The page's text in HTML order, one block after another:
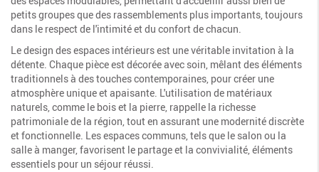
petits groupes que des rassemblements plus importants, toujours
dans le respect de l'intimité et du confort de chacun.
Le design des espaces intérieurs est une véritable invitation à la
détente. Chaque pièce est décorée avec soin, mêlant des éléments
traditionnels à des touches contemporaines, pour créer une
atmosphère unique et apaisante. L'utilisation de matériaux
naturels, comme le bois et la pierre, rappelle la richesse
patrimoniale de la région, tout en assurant une modernité discrète
et fonctionnelle. Les espaces communs, tels que le salon ou la
salle à manger, favorisent le partage et la convivialité, éléments
essentiels pour un séjour réussi.